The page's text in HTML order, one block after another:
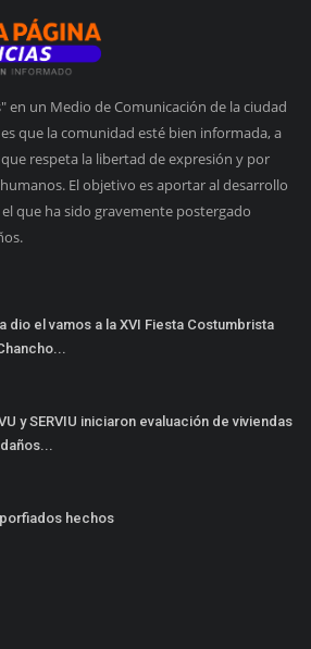
en un Medio de Comunicación de la ciudad
que la comunidad esté bien informada, a
respeta la libertad de expresión y por
El objetivo es aportar al desarrollo
que ha sido gravemente postergado
dio el vamos a la XVI Fiesta Costumbrista
y SERVIU iniciaron evaluación de viviendas
hechos